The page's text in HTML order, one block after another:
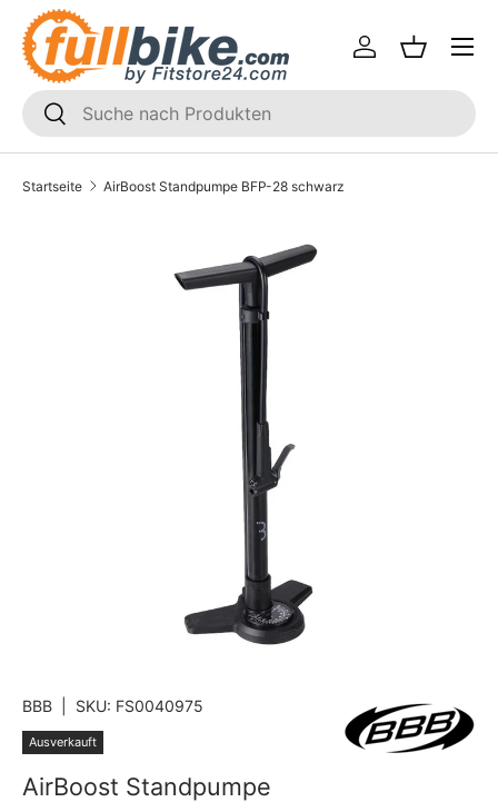
Direkt zum Inhalt
SUCHEN
Suchen
Einloggen
Menü
Startseite AirBoost Standpumpe BFP-28 schwarz
Translation missing:
BBB SKU: FS0040975
Ausverkauft
AirBoost Standpumpe